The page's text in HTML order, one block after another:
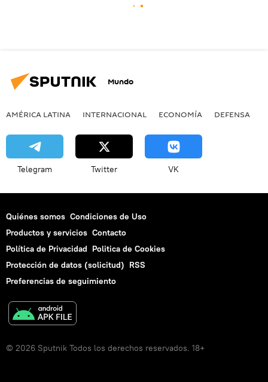
Mundo
AMÉRICA LATINA INTERNACIONAL ECONOMÍA DEFENSA
Telegram Twitter VK
Quiénes somos Condiciones de Uso
Productos y servicios Contacto
Política de Privacidad Politica de Cookies
Protección de datos (solicitud) RSS
Preferencias de seguimiento
© 2026 Sputnik Todos los derechos reservados. 18+